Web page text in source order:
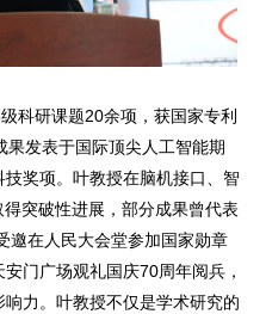
研课题20余项，获国家专利
发表于国际顶尖人工智能期
奖项。叶教授在脑机接口、智
突破性进展，部分成果曾代表
邀在人民大会堂参加国家勋章
门广场观礼国庆70周年阅兵，
力。叶教授不仅是学术研究的